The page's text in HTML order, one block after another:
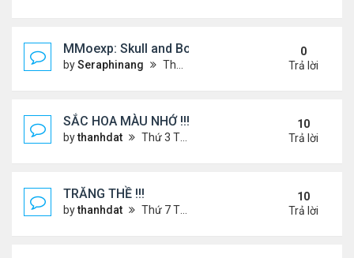
MMoexp: Skull and Bones Season 3: An Exciting
bySeraphinang Thứ 3 Tháng 11 26, 2024 7:46 pm
0
Trả lời
SẮC HOA MÀU NHỚ !!!
bythanhdat Thứ 3 Tháng 7 23, 2024 4:02 pm
10
Trả lời
TRĂNG THỀ !!!
bythanhdat Thứ 7 Tháng 7 06, 2024 5:05 pm
10
Trả lời